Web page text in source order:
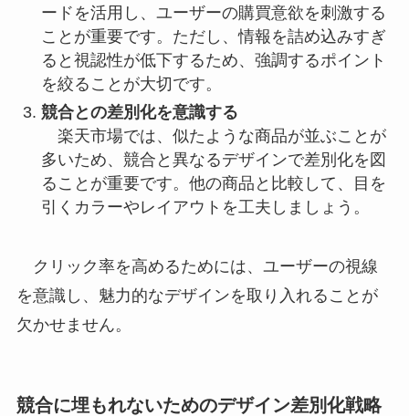
ードを活用し、ユーザーの購買意欲を刺激する
ことが重要です。ただし、情報を詰め込みすぎ
ると視認性が低下するため、強調するポイント
を絞ることが大切です。
競合との差別化を意識する
楽天市場では、似たような商品が並ぶことが
多いため、競合と異なるデザインで差別化を図
ることが重要です。他の商品と比較して、目を
引くカラーやレイアウトを工夫しましょう。
クリック率を高めるためには、ユーザーの視線
を意識し、魅力的なデザインを取り入れることが
欠かせません。
競合に埋もれないためのデザイン差別化戦略